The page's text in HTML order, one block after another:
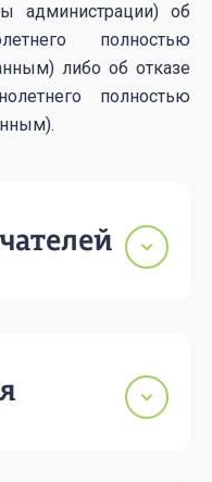
администрации) об
полностью
либо об отказе
полностью